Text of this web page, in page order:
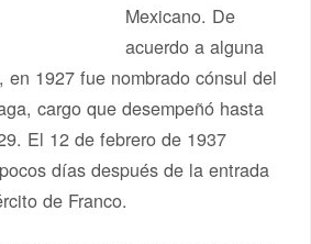
Mexicano. De
acuerdo a alguna
en 1927 fue nombrado cónsul del
cargo que desempeñó hasta
El 12 de febrero de 1937
días después de la entrada
de Franco.